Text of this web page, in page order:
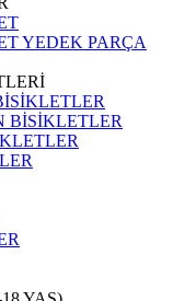
YEDEK PARÇA
BİSİKLETLER